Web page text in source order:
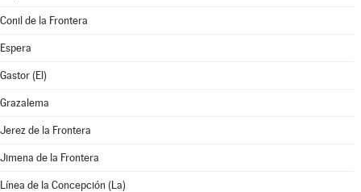
Conil de la Frontera
Espera
Gastor (El)
Grazalema
Jerez de la Frontera
Jimena de la Frontera
Línea de la Concepción (La)